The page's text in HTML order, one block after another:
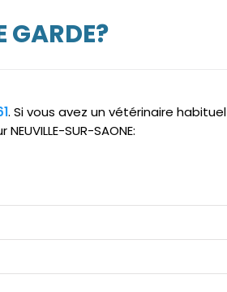
GARDE?
. Si vous avez un vétérinaire habituel
SUR-SAONE: